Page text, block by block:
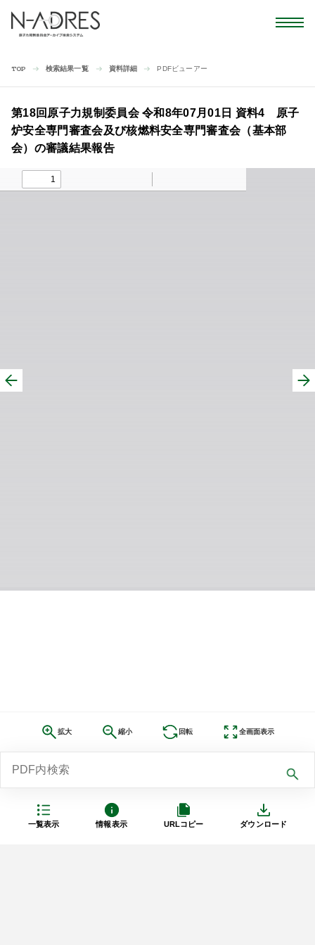
TOP 検索結果一覧 資料詳細 PDFビューアー
一覧表示 情報表示 URLコピー ダウンロード
第18回原子力規制委員会 令和8年07月01日 資料4 原子
炉安全専門審査会及び核燃料安全専門審査会（基本部
会）の審議結果報告
拡大 縮小 回転 全画面表示